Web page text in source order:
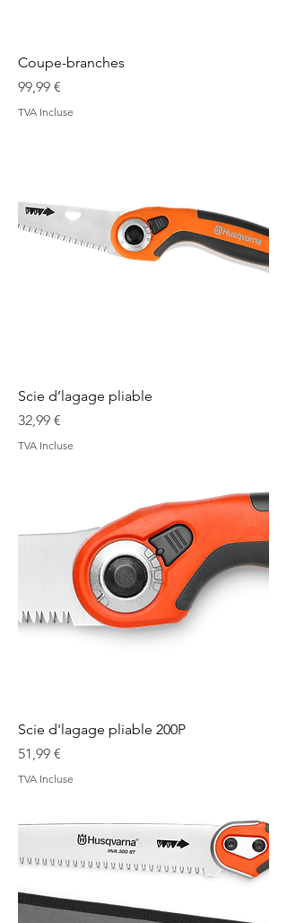
Coupe-branches
Prix
99,99 €
TVA Incluse
Scie d’lagage pliable
Prix
32,99 €
TVA Incluse
Scie d'lagage pliable 200P
Prix
51,99 €
TVA Incluse